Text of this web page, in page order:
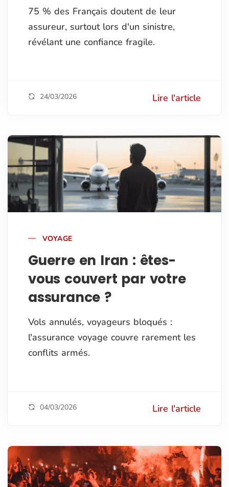
75 % des Français doutent de leur
assureur, surtout lors d'un sinistre,
révélant une confiance fragile.
24/03/2026 Lire l'article
VOYAGE
Guerre en Iran : êtes-
vous couvert par votre
assurance ?
Vols annulés, voyageurs bloqués :
l'assurance voyage couvre rarement les
conflits armés.
04/03/2026 Lire l'article